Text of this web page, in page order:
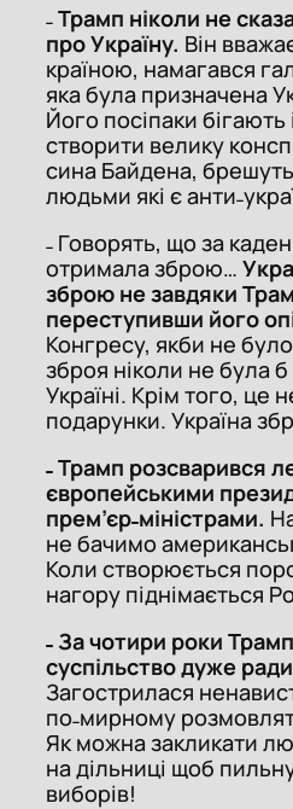
˗Трамп ніколи не
про Україну. Він
країною, намагався
яка була призначена
Його посіпаки
створити велику
сина Байдена,
людьми які є
˗ Говорять, що за
отримала зброю…
зброю не завдяки
переступивши його
Конгресу, якби не
зброя ніколи не була
Україні. Крім того, це
подарунки. Україна
˗ Трамп розсварився
європейськими
прем’єр˗міністрами.
не бачимо
Коли створюється
нагору піднімається
˗ За чотири роки
суспільство дуже
Загострилася
по˗мирному
Як можна закликати
на дільниці щоб
виборів!